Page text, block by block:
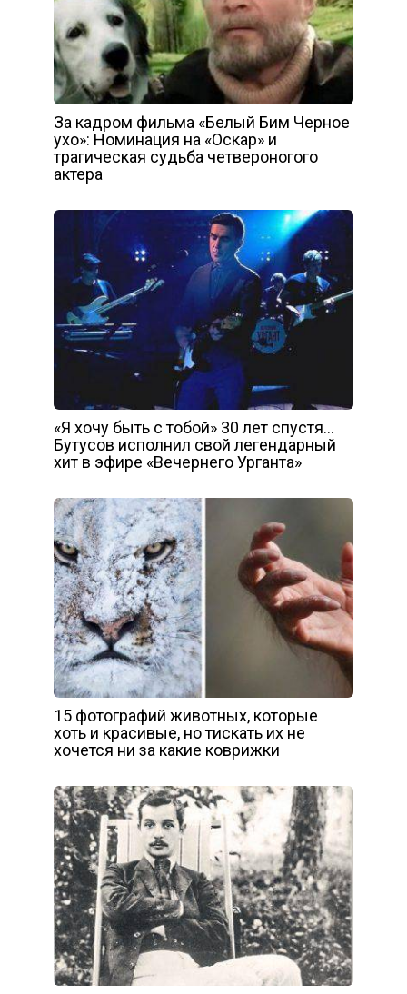
За кадром фильма «Белый Бим Черное
ухо»: Номинация на «Оскар» и
трагическая судьба четвероногого
актера
«Я хочу быть с тобой» 30 лет спустя…
Бутусов исполнил свой легендарный
хит в эфире «Вечернего Урганта»
15 фотографий животных, которые
хоть и красивые, но тискать их не
хочется ни за какие коврижки